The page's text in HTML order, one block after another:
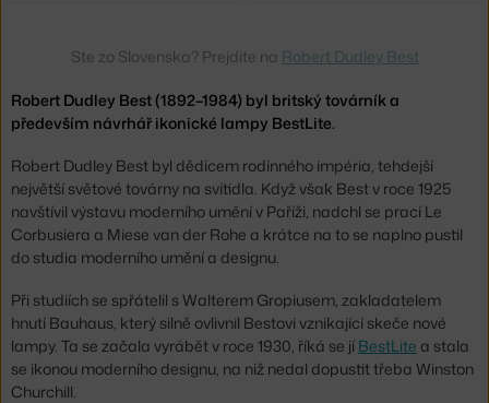
Robert Dudley Best (1892–1984) byl britský továrník a
především návrhář ikonické lampy BestLite.
Robert Dudley Best byl dědicem rodinného impéria, tehdejší
největší světové továrny na svítidla. Když však Best v roce 1925
navštívil výstavu moderního umění v Paříži, nadchl se prací Le
Corbusiera a Miese van der Rohe a krátce na to se naplno pustil
do studia moderního umění a designu.
Při studiích se spřátelil s Walterem Gropiusem, zakladatelem
hnutí Bauhaus, který silně ovlivnil Bestovi vznikající skeče nové
lampy. Ta se začala vyrábět v roce 1930, říká se jí BestLite a stala
se ikonou moderního designu, na niž nedal dopustit třeba Winston
Churchill.
Ste zo Slovenska? Prejdite na Robert Dudley Best